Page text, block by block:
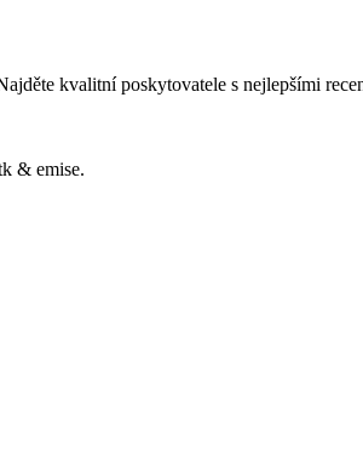
kvalitní poskytovatele s nejlepšími
& emise.